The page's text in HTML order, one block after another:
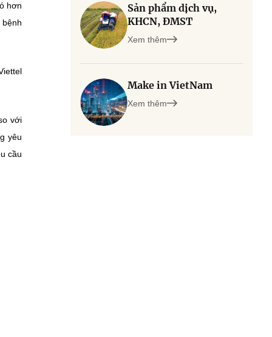
hơn
với
yêu
cầu
Sản phẩm dịch vụ,
KHCN, ĐMST
Xem thêm
Make in VietNam
Xem thêm